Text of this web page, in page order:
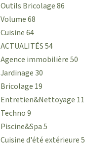
Outils Bricolage86
Volume68
Cuisine64
ACTUALITÉS54
Agence immobilière50
Jardinage30
Bricolage 19
Entretien&Nettoyage 11
Techno9
Piscine&Spa5
Cuisine d'été extérieure5